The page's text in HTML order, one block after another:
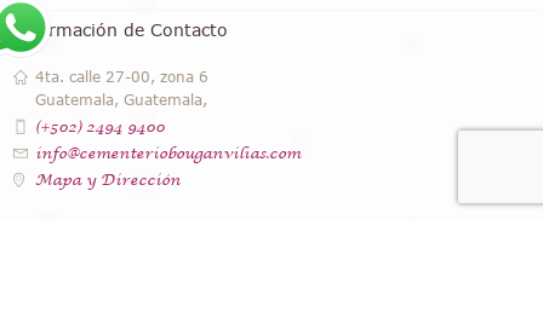
Información de Contacto
4ta. calle 27-00, zona 6
Guatemala, Guatemala,
(+502) 2494 9400
info@cementeriobouganvilias.com
Mapa y Dirección